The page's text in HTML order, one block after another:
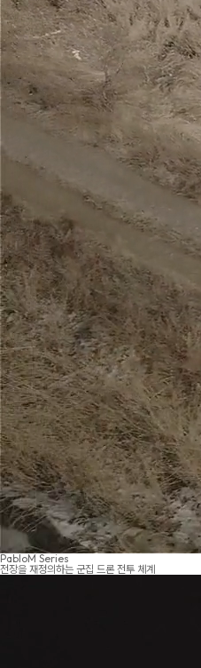
PabloM Series
전장을 재정의하는 군집 드론 전투 체계